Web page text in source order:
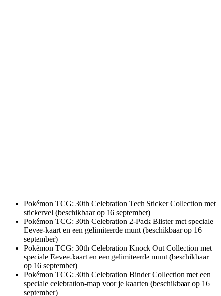
Pokémon TCG: 30th Celebration Tech Sticker Collection met
stickervel (beschikbaar op 16 september)
Pokémon TCG: 30th Celebration 2-Pack Blister met speciale
Eevee-kaart en een gelimiteerde munt (beschikbaar op 16
september)
Pokémon TCG: 30th Celebration Knock Out Collection met
speciale Eevee-kaart en een gelimiteerde munt (beschikbaar
op 16 september)
Pokémon TCG: 30th Celebration Binder Collection met een
speciale celebration-map voor je kaarten (beschikbaar op 16
september)